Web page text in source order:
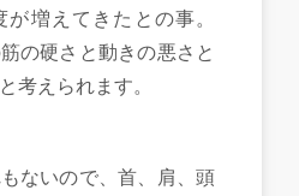
増えてきたとの事。
の硬さと動きの悪さと
考えられます。
ないので、首、肩、頭